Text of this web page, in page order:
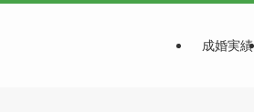
成婚実績